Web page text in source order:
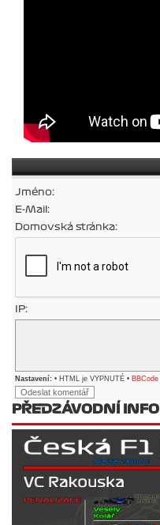
Jméno:
E-Mail:
Domovská stránka:
IP:
Nastavení: • HTML je VYPNUTÉ • BBCode
PŘEDZÁVODNÍ INFO